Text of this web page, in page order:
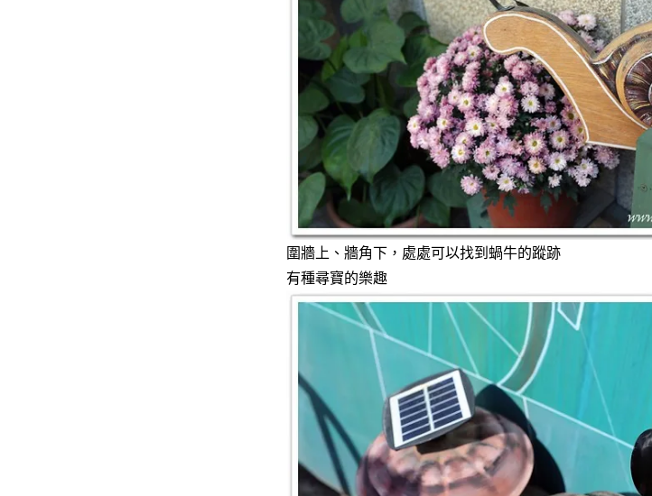
圍牆上、牆角下，處處可以找到蝸牛的蹤跡
有種尋寶的樂趣